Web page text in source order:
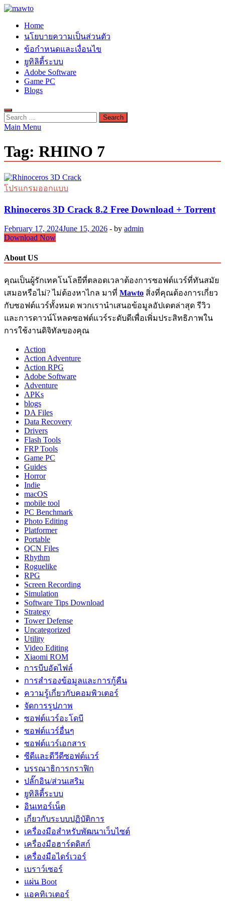
Skip
content
MAWTO
ดาวน์โหลดโปรแกรมฟรี ตัวเต็มถาวร ใหม่ 2023 ไม่ครอบลิงค์
Home
นโยบายความเป็นส่วนตัว
ข้อกำหนดและเงื่อนไข
ยูทิลิตี้ระบบ
Adobe Software
Game PC
Blogs
Search
for:
Main Menu
Tag: RHINO 7
โปรแกรมออกแบบ
Rhinoceros 3D Crack 8.2 Free Download + Torrent
February 17, 2024June 15, 2026 - by admin
Rhinoceros
Crack
8.2
Download
+
Torrent
Download Now
About US
คุณเป็นผู้รักเทคโนโลยีที่ตลอดเวลาต้องการซอฟต์แวร์ที่ทันสมัย
เสมอหรือไม่? ไม่ต้องหาไกล มาที่ Mawto สิ่งที่คุณต้องการเกี่ยว
กับซอฟต์แวร์ทั้งหมด พวกเรานำเสนอข้อมูลอัปเดตล่าสุด รีวิว
และการดาวน์โหลดซอฟต์แวร์ระดับดีเพื่อเพิ่มประสิทธิภาพใน
การใช้งานดิจิทัลของคุณ
Action
Action Adventure
Action RPG
Adobe Software
Adventure
APKs
blogs
DA Files
Data Recovery
Drivers
Flash Tools
FRP Tools
Game PC
Guides
Horror
Indie
macOS
mobile tool
PC Benchmark
Photo Editing
Platformer
Portable
QCN Files
Rhythm
Roguelike
RPG
Screen Recording
Simulation
Software Tips Download
Strategy
Tower Defense
Uncategorized
Utility
Video Editing
Xiaomi ROM
การบีบอัดไฟล์
การสำรองข้อมูลและการกู้คืน
ความรู้เกี่ยวกับคอมพิวเตอร์
จัดการรูปภาพ
ซอฟต์แวร์อะโดบี
ซอฟต์แวร์อื่นๆ
ซอฟต์แวร์เอกสาร
ซีดีและดีวีดีซอฟต์แวร์
บรรณาธิการกราฟิก
ปลั๊กอิน/ส่วนเสริม
ยูทิลิตี้ระบบ
อินเทอร์เน็ต
เกี่ยวกับระบบปฏิบัติการ
เครื่องมือสำหรับพัฒนาเว็บไซต์
เครื่องมือฮาร์ดดิสก์
เครื่องมือไดร์เวอร์
เบราว์เซอร์
แผ่น Boot
แอคทิเวเตอร์